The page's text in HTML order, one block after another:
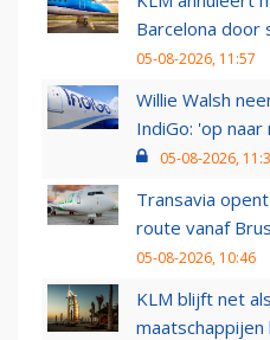
Barcelona door
05-08-2026, 11:57
Willie Walsh
IndiGo: 'op
05-08-2026,
Transavia
route vanaf
05-08-2026, 10:46
KLM blijft net